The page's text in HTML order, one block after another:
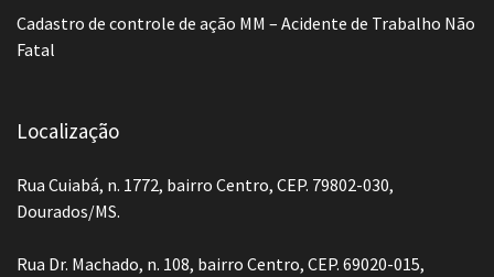
Cadastro de controle de ação MM – Acidente de Trabalho Não
Fatal
Localização
Rua Cuiabá, n. 1772, bairro Centro, CEP. 79802-030,
Dourados/MS.
Rua Dr. Machado, n. 108, bairro Centro, CEP. 69020-015,